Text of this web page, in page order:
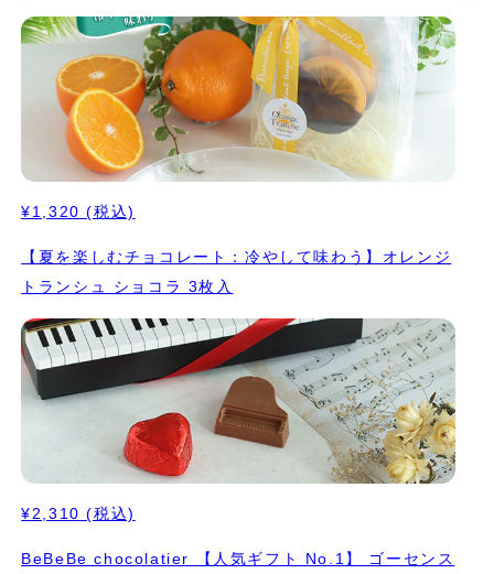
¥1,320 (税込)
【夏を楽しむチョコレート：冷やして味わう】オレンジ
トランシュ ショコラ 3枚入
¥2,310 (税込)
BeBeBe chocolatier 【人気ギフト No.1】 ゴーセンス